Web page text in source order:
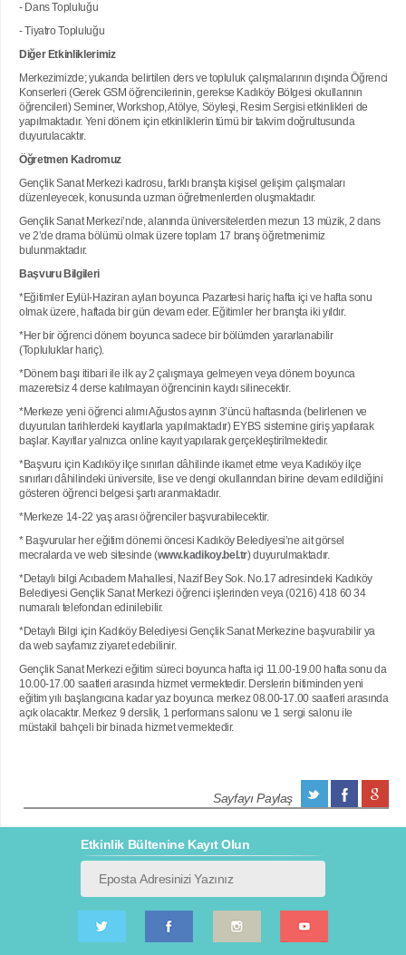
- Dans Topluluğu
- Tiyatro Topluluğu
Diğer Etkinliklerimiz
Merkezimizde; yukarıda belirtilen ders ve topluluk çalışmalarının dışında Öğrenci
Konserleri (Gerek GSM öğrencilerinin, gerekse Kadıköy Bölgesi okullarının
öğrencileri) Seminer, Workshop, Atölye, Söyleşi, Resim Sergisi etkinlikleri de
yapılmaktadır. Yeni dönem için etkinliklerin tümü bir takvim doğrultusunda
duyurulacaktır.
Öğretmen Kadromuz
Gençlik Sanat Merkezi kadrosu, farklı branşta kişisel gelişim çalışmaları
düzenleyecek, konusunda uzman öğretmenlerden oluşmaktadır.
Gençlik Sanat Merkezi’nde, alanında üniversitelerden mezun 13 müzik, 2 dans
ve 2’de drama bölümü olmak üzere toplam 17 branş öğretmenimiz
bulunmaktadır.
Başvuru Bilgileri
*Eğitimler Eylül-Haziran ayları boyunca Pazartesi hariç hafta içi ve hafta sonu
olmak üzere, haftada bir gün devam eder. Eğitimler her branşta iki yıldır.
*Her bir öğrenci dönem boyunca sadece bir bölümden yararlanabilir
(Topluluklar hariç).
*Dönem başı itibari ile ilk ay 2 çalışmaya gelmeyen veya dönem boyunca
mazeretsiz 4 derse katılmayan öğrencinin kaydı silinecektir.
*Merkeze yeni öğrenci alımı Ağustos ayının 3’üncü haftasında (belirlenen ve
duyurulan tarihlerdeki kayıtlarla yapılmaktadır) EYBS sistemine giriş yapılarak
başlar. Kayıtlar yalnızca online kayıt yapılarak gerçekleştirilmektedir.
*Başvuru için Kadıköy ilçe sınırları dâhilinde ikamet etme veya Kadıköy ilçe
sınırları dâhilindeki üniversite, lise ve dengi okullarından birine devam edildiğini
gösteren öğrenci belgesi şartı aranmaktadır.
*Merkeze 14-22 yaş arası öğrenciler başvurabilecektir.
* Başvurular her eğitim dönemi öncesi Kadıköy Belediyesi’ne ait görsel
mecralarda ve web sitesinde (www.kadikoy.bel.tr) duyurulmaktadır.
*Detaylı bilgi Acıbadem Mahallesi, Nazif Bey Sok. No.17 adresindeki Kadıköy
Belediyesi Gençlik Sanat Merkezi öğrenci işlerinden veya (0216) 418 60 34
numaralı telefondan edinilebilir.
*Detaylı Bilgi için Kadıköy Belediyesi Gençlik Sanat Merkezine başvurabilir ya
da web sayfamız ziyaret edebilinir.
Gençlik Sanat Merkezi eğitim süreci boyunca hafta içi 11.00-19.00 hafta sonu da
10.00-17.00 saatleri arasında hizmet vermektedir. Derslerin bitiminden yeni
eğitim yılı başlangıcına kadar yaz boyunca merkez 08.00-17.00 saatleri arasında
açık olacaktır. Merkez 9 derslik, 1 performans salonu ve 1 sergi salonu ile
müstakil bahçeli bir binada hizmet vermektedir.
Sayfayı Paylaş
Etkinlik Bültenine Kayıt Olun